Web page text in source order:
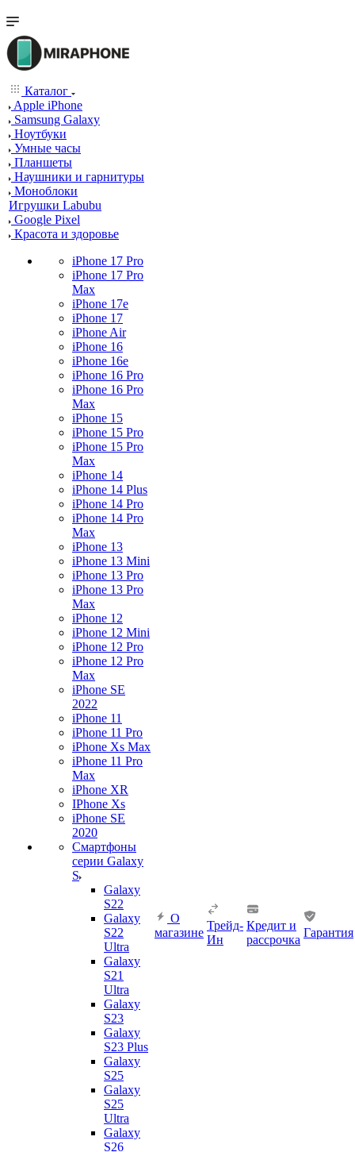
Каталог
Apple iPhone
Samsung Galaxy
Ноутбуки
Умные часы
Планшеты
Наушники и гарнитуры
Моноблоки
Игрушки Labubu
Google Pixel
Красота и здоровье
iPhone 17 Pro
iPhone 17 Pro
Max
iPhone 17e
iPhone 17
iPhone Air
iPhone 16
iPhone 16e
iPhone 16 Pro
iPhone 16 Pro
Max
iPhone 15
iPhone 15 Pro
iPhone 15 Pro
Max
iPhone 14
iPhone 14 Plus
iPhone 14 Pro
iPhone 14 Pro
Max
iPhone 13
iPhone 13 Mini
iPhone 13 Pro
iPhone 13 Pro
Max
iPhone 12
iPhone 12 Mini
iPhone 12 Pro
iPhone 12 Pro
Max
iPhone SE
2022
iPhone 11
iPhone 11 Pro
iPhone Xs Max
iPhone 11 Pro
Max
iPhone XR
IPhone Xs
iPhone SE
2020
Смартфоны
серии Galaxy
S
Galaxy
S22
Galaxy
S22
Ultra
Galaxy
S21
Ultra
Galaxy
S23
Galaxy
S23 Plus
Galaxy
S25
Galaxy
S25
Ultra
Galaxy
S26
О
магазине
Трейд-
Ин
Кредит и
рассрочка
Гарантия